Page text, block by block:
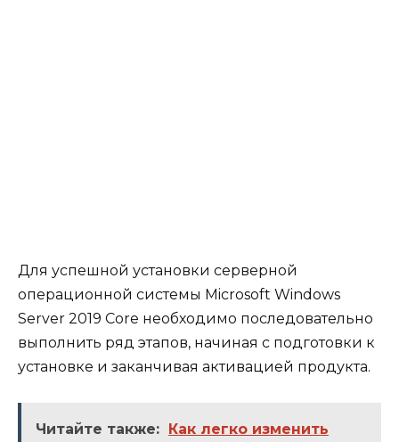
Для успешной установки серверной
операционной системы Microsoft Windows
Server 2019 Core необходимо последовательно
выполнить ряд этапов, начиная с подготовки к
установке и заканчивая активацией продукта.
Читайте также: Как легко изменить